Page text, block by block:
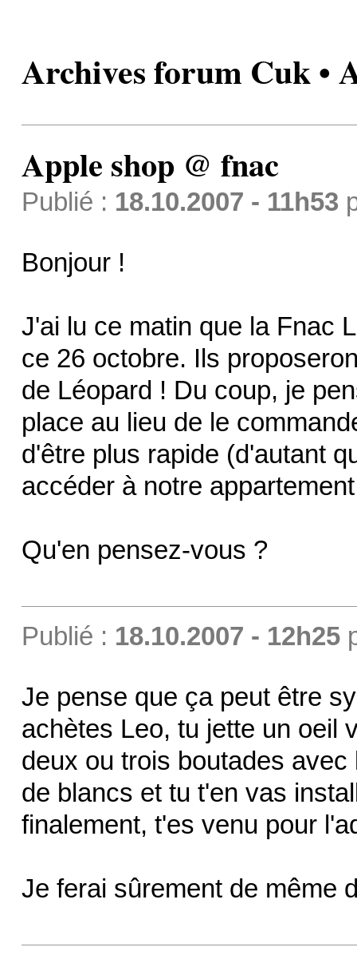
Archives forum Cuk •
Apple shop @ fnac
Publié : 18.10.2007 - 11h53
Bonjour !
J'ai lu ce matin que la Fnac
ce 26 octobre. Ils
de Léopard ! Du coup, je
place au lieu de le
d'être plus rapide (d'autant
accéder à notre
Qu'en pensez-vous ?
Publié : 18.10.2007 - 12h25
Je pense que ça peut être
achètes Leo, tu jette un oeil
deux ou trois boutades
de blancs et tu t'en vas
finalement, t'es venu pour
Je ferai sûrement de même